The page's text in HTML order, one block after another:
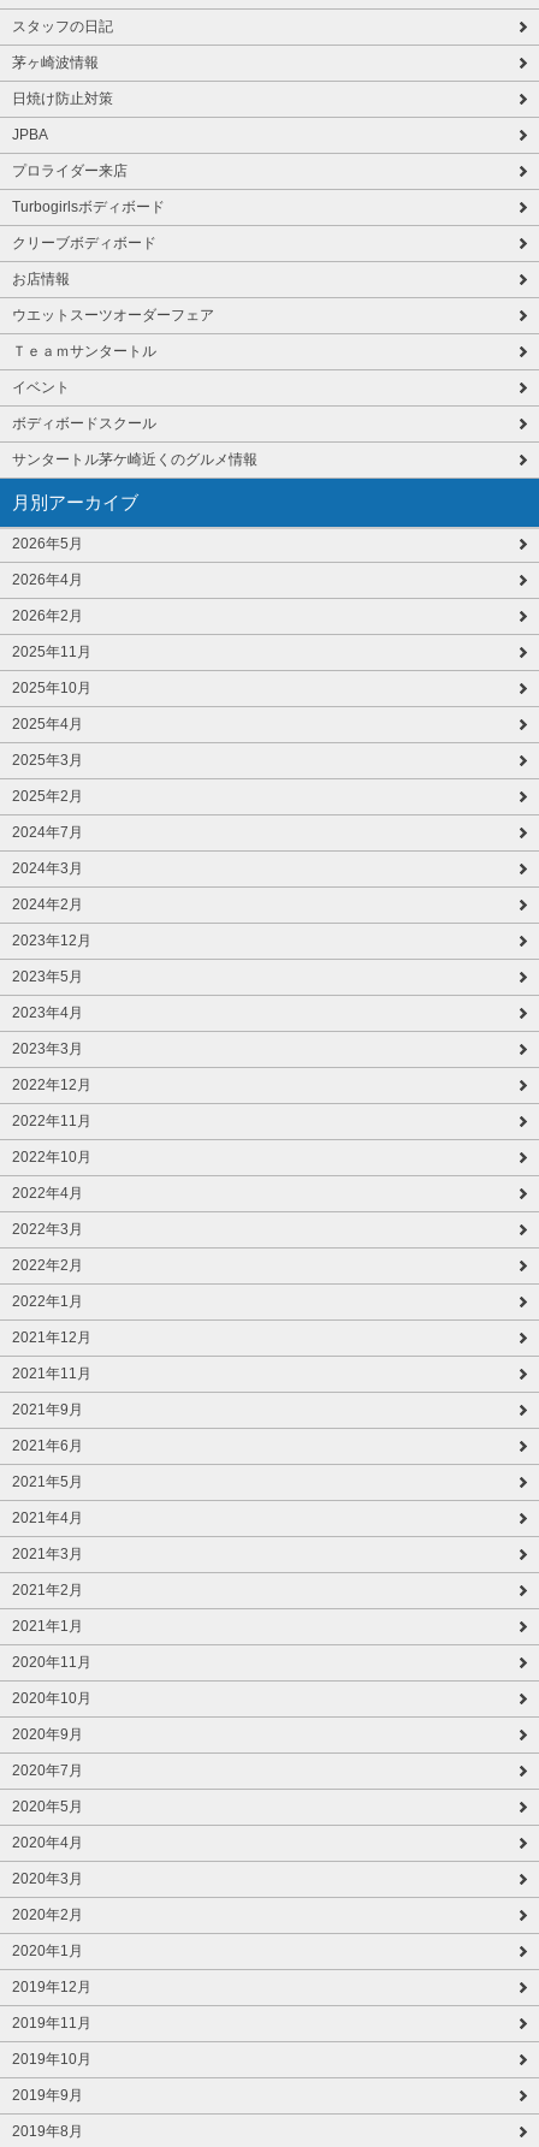
スタッフの日記
茅ヶ崎波情報
日焼け防止対策
JPBA
プロライダー来店
Turbogirlsボディボード
クリーブボディボード
お店情報
ウエットスーツオーダーフェア
Ｔｅａｍサンタートル
イベント
ボディボードスクール
サンタートル茅ケ崎近くのグルメ情報
月別アーカイブ
2026年5月
2026年4月
2026年2月
2025年11月
2025年10月
2025年4月
2025年3月
2025年2月
2024年7月
2024年3月
2024年2月
2023年12月
2023年5月
2023年4月
2023年3月
2022年12月
2022年11月
2022年10月
2022年4月
2022年3月
2022年2月
2022年1月
2021年12月
2021年11月
2021年9月
2021年6月
2021年5月
2021年4月
2021年3月
2021年2月
2021年1月
2020年11月
2020年10月
2020年9月
2020年7月
2020年5月
2020年4月
2020年3月
2020年2月
2020年1月
2019年12月
2019年11月
2019年10月
2019年9月
2019年8月